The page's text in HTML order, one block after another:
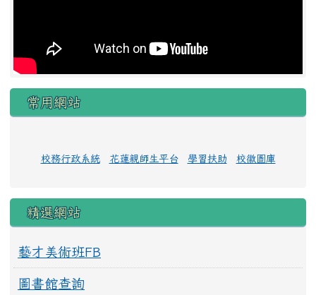
常用網站
校務行政系統 花蓮親師生平台 學習扶助 校徽圖庫
精選網站
藝才美術班FB
圖書館查詢